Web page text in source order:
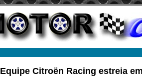
Equipe Citroën Racing estreia